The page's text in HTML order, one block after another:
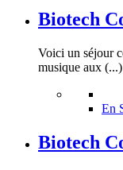
Biotech
Voici un séjour
musique aux (...)
En
Biotech